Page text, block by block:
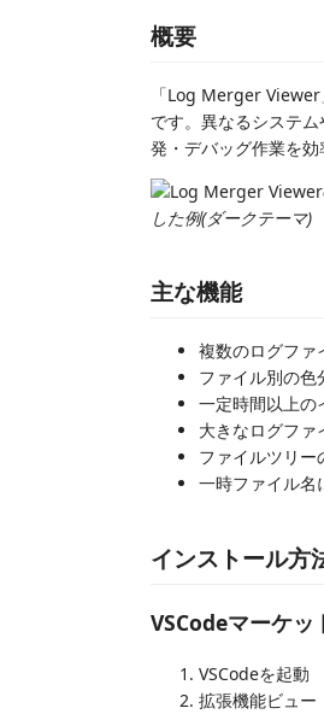
概要
「Log Merger
です。異なるシステ
発・デバッグ作業を効
した例(ダークテーマ)
主な機能
複数のログファ
ファイル別の色
一定時間以上の
大きなログファ
ファイルツリー
一時ファイル名
インストール方
VSCodeマーケッ
VSCodeを起動
拡張機能ビュー